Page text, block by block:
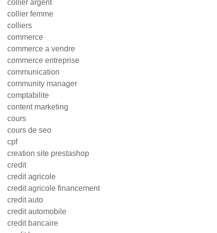
collier argent
collier femme
colliers
commerce
commerce a vendre
commerce entreprise
communication
community manager
comptabilite
content marketing
cours
cours de seo
cpf
creation site prestashop
credit
credit agricole
credit agricole financement
credit auto
credit automobile
credit bancaire